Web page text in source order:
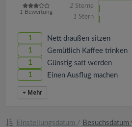
1 Bewertung
2 Sterne
1 Stern
1 Nett draußen sitzen
1 Gemütlich Kaffee trinken
1 Günstig satt werden
1 Einen Ausflug machen
Mehr
Einstellungsdatum / Besuchsdatum